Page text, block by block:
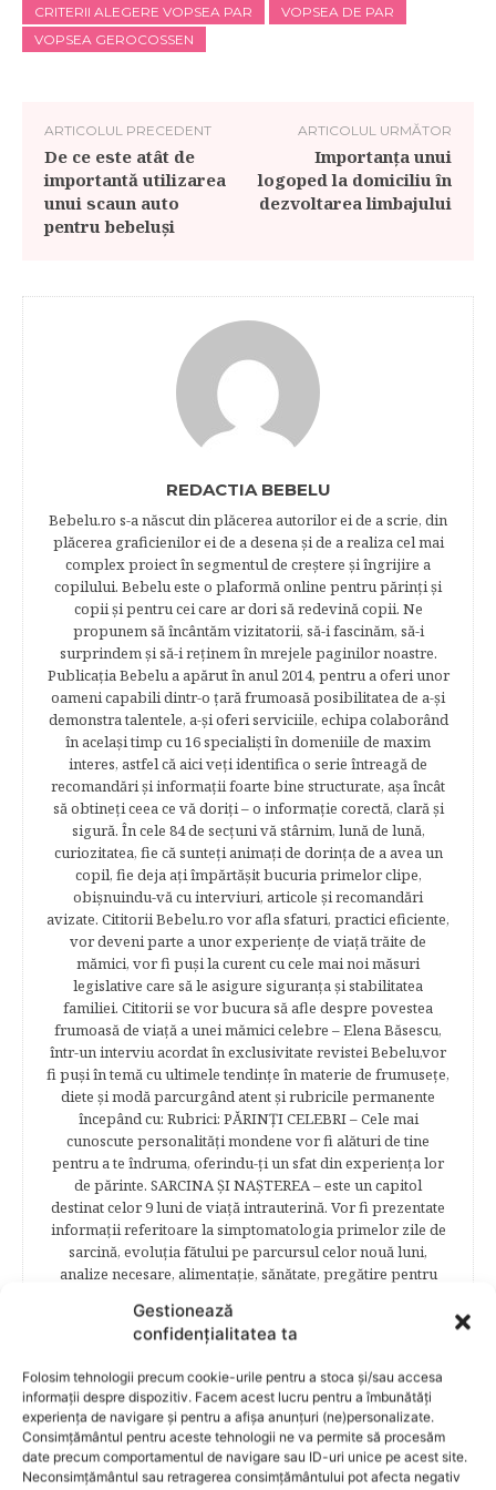
Gestionează
confidențialitatea ta
Folosim tehnologii precum cookie-urile pentru a stoca și/sau accesa
informații despre dispozitiv. Facem acest lucru pentru a îmbunătăți
experiența de navigare și pentru a afișa anunțuri (ne)personalizate.
Consimțământul pentru aceste tehnologii ne va permite să procesăm
date precum comportamentul de navigare sau ID-uri unice pe acest site.
Neconsimțământul sau retragerea consimțământului pot afecta negativ
CRITERII ALEGERE VOPSEA PAR
VOPSEA DE PAR
VOPSEA GEROCOSSEN
ARTICOLUL PRECEDENT
De ce este atât de
importantă utilizarea
unui scaun auto
pentru bebeluși
ARTICOLUL URMĂTOR
Importanța unui
logoped la domiciliu în
dezvoltarea limbajului
REDACTIA BEBELU
Bebelu.ro s-a născut din plăcerea autorilor ei de a scrie, din
plăcerea graficienilor ei de a desena şi de a realiza cel mai
complex proiect în segmentul de creştere şi îngrijire a
copilului. Bebelu este o plaformă online pentru părinţi şi
copii şi pentru cei care ar dori să redevină copii. Ne
propunem să încântăm vizitatorii, să-i fascinăm, să-i
surprindem şi să-i reţinem în mrejele paginilor noastre.​
Publicația Bebelu a apărut în anul 2014, pentru a oferi unor
oameni capabili dintr-o ţară frumoasă posibilitatea de a-şi
demonstra talentele, a-şi oferi serviciile, echipa colaborând
în acelaşi timp cu 16 specialişti în domeniile de maxim
interes, astfel că aici veţi identifica o serie întreagă de
recomandări şi informaţii foarte bine structurate, aşa încât
să obtineţi ceea ce vă doriţi – o informaţie corectă, clară şi
sigură. În cele 84 de secțuni vă stârnim, lună de lună,
curiozitatea, fie că sunteţi animaţi de dorinţa de a avea un
copil, fie deja aţi împărtăşit bucuria primelor clipe,
obişnuindu-vă cu interviuri, articole şi recomandări
avizate. Cititorii Bebelu.ro vor afla sfaturi, practici eficiente,
vor deveni parte a unor experienţe de viaţă trăite de
mămici, vor fi puşi la curent cu cele mai noi măsuri
legislative care să le asigure siguranţa şi stabilitatea
familiei. Cititorii se vor bucura să afle despre povestea
frumoasă de viață a unei mămici celebre – Elena Băsescu,
într-un interviu acordat în exclusivitate revistei Bebelu,vor
fi puşi în temă cu ultimele tendinţe în materie de frumuseţe,
diete şi modă parcurgând atent şi rubricile permanente
începând cu: Rubrici: PĂRINŢI CELEBRI – Cele mai
cunoscute personalităţi mondene vor fi alături de tine
pentru a te îndruma, oferindu-ţi un sfat din experienţa lor
de părinte. SARCINA ŞI NAŞTEREA – este un capitol
destinat celor 9 luni de viaţă intrauterină. Vor fi prezentate
informaţii referitoare la simptomatologia primelor zile de
sarcină, evoluţia fătului pe parcursul celor nouă luni,
analize necesare, alimentaţie, sănătate, pregătire pentru
naşterii şi recuperării postpartum. BEBELUŞUL ÎN PRIMUL
ANIŞOR – este un capitol destinat îngrijirii sugarului.
prima băiţă, diversificarea sunt doar câteva dintre cele mai
captivante subcategorii. COPILUL 1-6 ANI – este un capitol
dedicat creşterii şi îngrijirii copilului din primul an şi până
la vârsta şcolară. Mămicile vor reuşi să afle cum anume să
se descurce cu propriul copil, cum să îl îngrijească în aşa fel